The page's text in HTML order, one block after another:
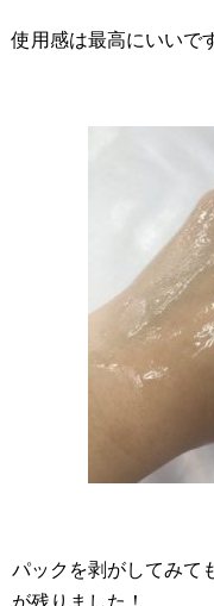
使用感は最高にいいで
パックを剥がしてみて